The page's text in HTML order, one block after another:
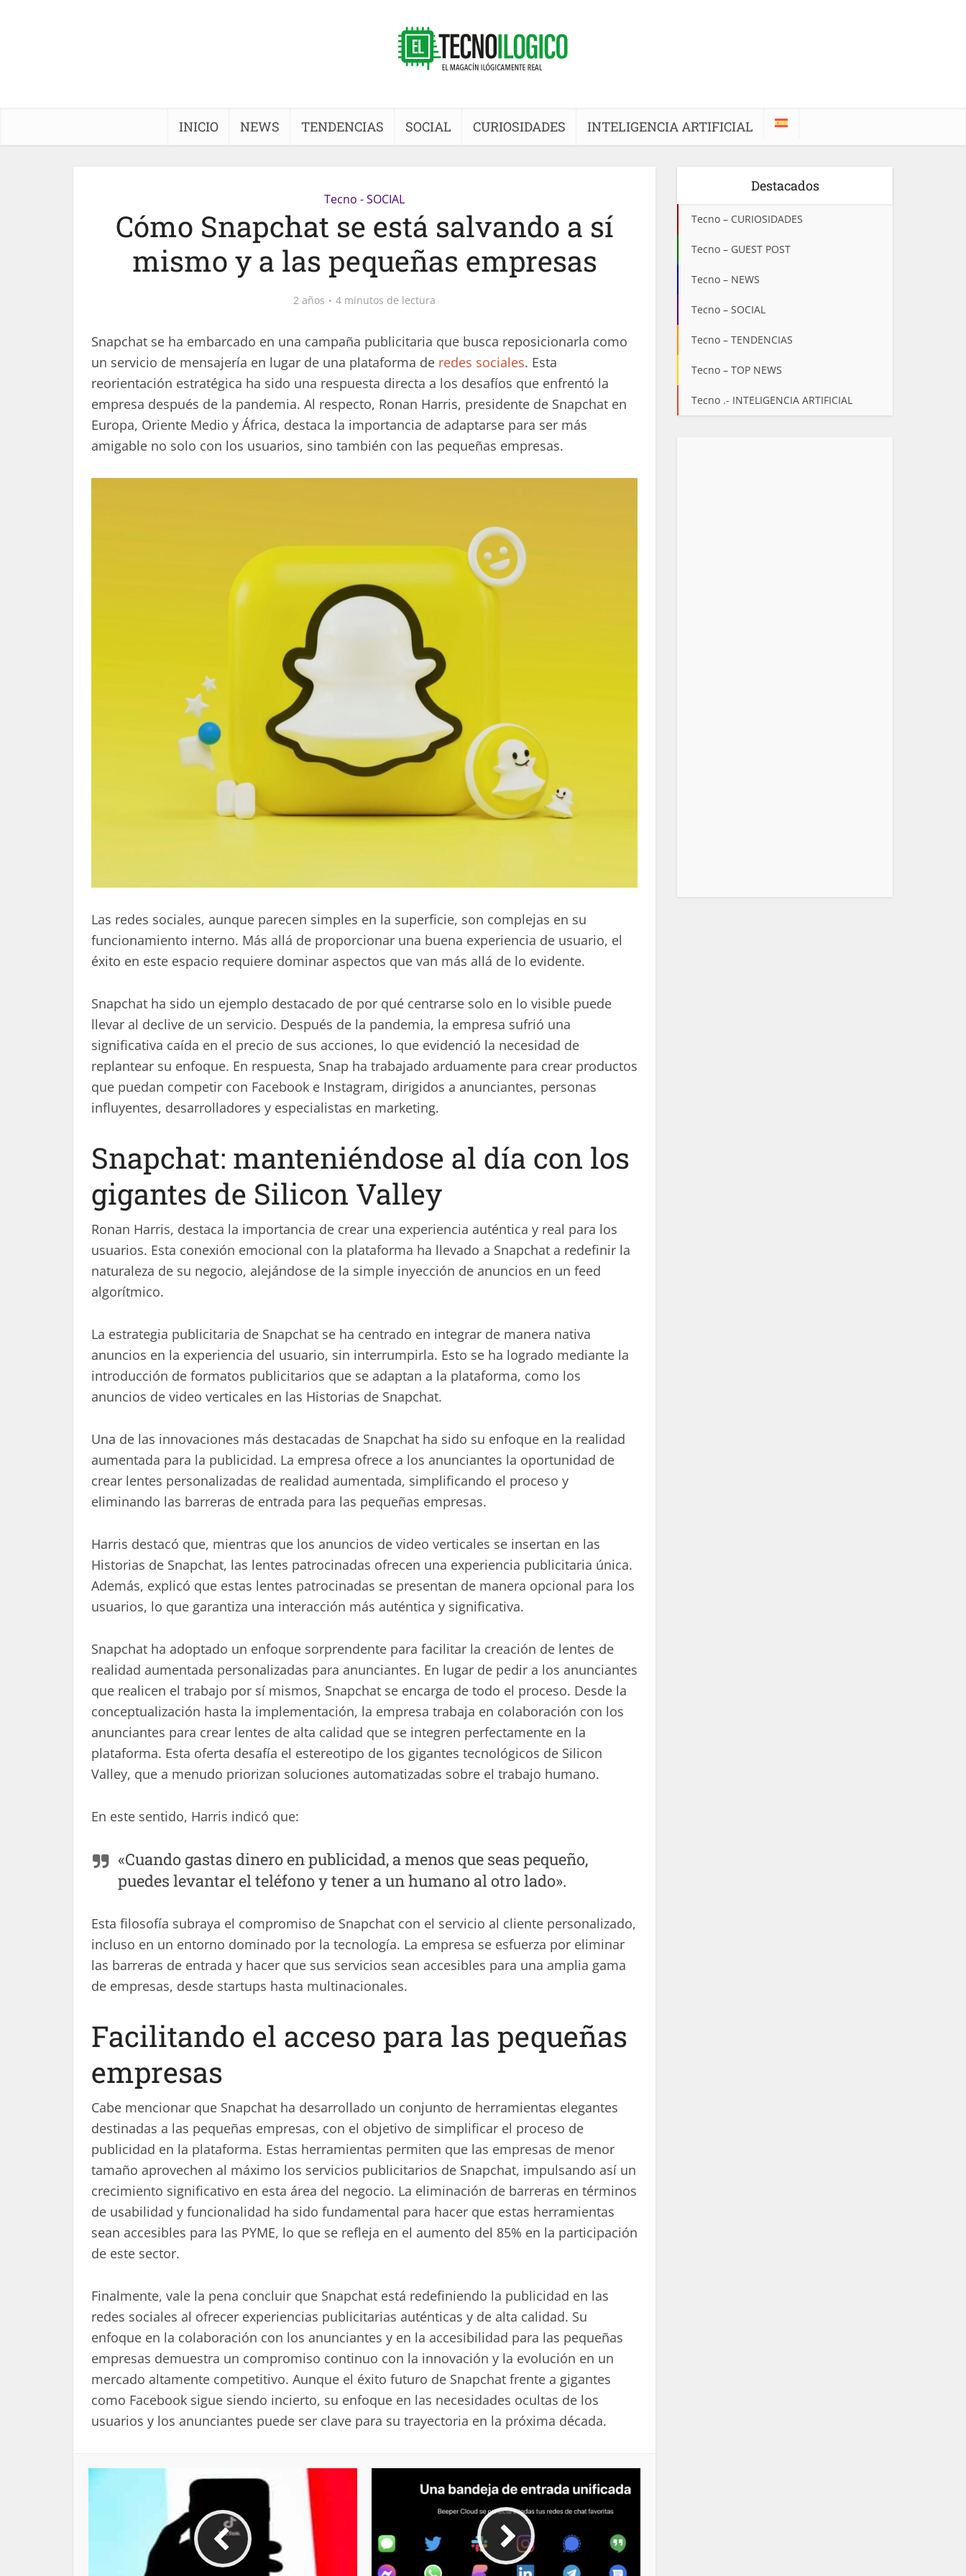
INICIO NEWS TENDENCIAS SOCIAL CURIOSIDADES INTELIGENCIA ARTIFICIAL
Tecno - SOCIAL
Cómo Snapchat se está salvando a sí
mismo y a las pequeñas empresas
2 años 4 minutos de lectura
Snapchat se ha embarcado en una campaña publicitaria que busca reposicionarla como
un servicio de mensajería en lugar de una plataforma de redes sociales. Esta
reorientación estratégica ha sido una respuesta directa a los desafíos que enfrentó la
empresa después de la pandemia. Al respecto, Ronan Harris, presidente de Snapchat en
Europa, Oriente Medio y África, destaca la importancia de adaptarse para ser más
amigable no solo con los usuarios, sino también con las pequeñas empresas.
Las redes sociales, aunque parecen simples en la superficie, son complejas en su
funcionamiento interno. Más allá de proporcionar una buena experiencia de usuario, el
éxito en este espacio requiere dominar aspectos que van más allá de lo evidente.
Snapchat ha sido un ejemplo destacado de por qué centrarse solo en lo visible puede
llevar al declive de un servicio. Después de la pandemia, la empresa sufrió una
significativa caída en el precio de sus acciones, lo que evidenció la necesidad de
replantear su enfoque. En respuesta, Snap ha trabajado arduamente para crear productos
que puedan competir con Facebook e Instagram, dirigidos a anunciantes, personas
influyentes, desarrolladores y especialistas en marketing.
Snapchat: manteniéndose al día con los
gigantes de Silicon Valley
Ronan Harris, destaca la importancia de crear una experiencia auténtica y real para los
usuarios. Esta conexión emocional con la plataforma ha llevado a Snapchat a redefinir la
naturaleza de su negocio, alejándose de la simple inyección de anuncios en un feed
algorítmico.
La estrategia publicitaria de Snapchat se ha centrado en integrar de manera nativa
anuncios en la experiencia del usuario, sin interrumpirla. Esto se ha logrado mediante la
introducción de formatos publicitarios que se adaptan a la plataforma, como los
anuncios de video verticales en las Historias de Snapchat.
Una de las innovaciones más destacadas de Snapchat ha sido su enfoque en la realidad
aumentada para la publicidad. La empresa ofrece a los anunciantes la oportunidad de
crear lentes personalizadas de realidad aumentada, simplificando el proceso y
eliminando las barreras de entrada para las pequeñas empresas.
Harris destacó que, mientras que los anuncios de video verticales se insertan en las
Historias de Snapchat, las lentes patrocinadas ofrecen una experiencia publicitaria única.
Además, explicó que estas lentes patrocinadas se presentan de manera opcional para los
usuarios, lo que garantiza una interacción más auténtica y significativa.
Snapchat ha adoptado un enfoque sorprendente para facilitar la creación de lentes de
realidad aumentada personalizadas para anunciantes. En lugar de pedir a los anunciantes
que realicen el trabajo por sí mismos, Snapchat se encarga de todo el proceso. Desde la
conceptualización hasta la implementación, la empresa trabaja en colaboración con los
anunciantes para crear lentes de alta calidad que se integren perfectamente en la
plataforma. Esta oferta desafía el estereotipo de los gigantes tecnológicos de Silicon
Valley, que a menudo priorizan soluciones automatizadas sobre el trabajo humano.
En este sentido, Harris indicó que:
«Cuando gastas dinero en publicidad, a menos que seas pequeño,
puedes levantar el teléfono y tener a un humano al otro lado».
Esta filosofía subraya el compromiso de Snapchat con el servicio al cliente personalizado,
incluso en un entorno dominado por la tecnología. La empresa se esfuerza por eliminar
las barreras de entrada y hacer que sus servicios sean accesibles para una amplia gama
de empresas, desde startups hasta multinacionales.
Facilitando el acceso para las pequeñas
empresas
Cabe mencionar que Snapchat ha desarrollado un conjunto de herramientas elegantes
destinadas a las pequeñas empresas, con el objetivo de simplificar el proceso de
publicidad en la plataforma. Estas herramientas permiten que las empresas de menor
tamaño aprovechen al máximo los servicios publicitarios de Snapchat, impulsando así un
crecimiento significativo en esta área del negocio. La eliminación de barreras en términos
de usabilidad y funcionalidad ha sido fundamental para hacer que estas herramientas
sean accesibles para las PYME, lo que se refleja en el aumento del 85% en la participación
de este sector.
Finalmente, vale la pena concluir que Snapchat está redefiniendo la publicidad en las
redes sociales al ofrecer experiencias publicitarias auténticas y de alta calidad. Su
enfoque en la colaboración con los anunciantes y en la accesibilidad para las pequeñas
empresas demuestra un compromiso continuo con la innovación y la evolución en un
mercado altamente competitivo. Aunque el éxito futuro de Snapchat frente a gigantes
como Facebook sigue siendo incierto, su enfoque en las necesidades ocultas de los
usuarios y los anunciantes puede ser clave para su trayectoria en la próxima década.
Destacados
Tecno – CURIOSIDADES
Tecno – GUEST POST
Tecno – NEWS
Tecno – SOCIAL
Tecno – TENDENCIAS
Tecno – TOP NEWS
Tecno .- INTELIGENCIA ARTIFICIAL